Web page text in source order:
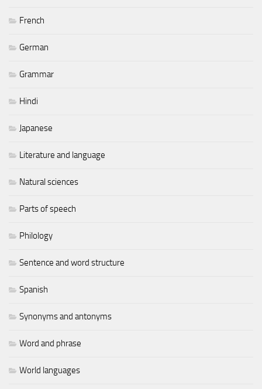
French
German
Grammar
Hindi
Japanese
Literature and language
Natural sciences
Parts of speech
Philology
Sentence and word structure
Spanish
Synonyms and antonyms
Word and phrase
World languages